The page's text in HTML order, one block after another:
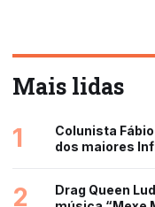
Mais lidas
1
Colunista
dos maiores
2
Drag Queen